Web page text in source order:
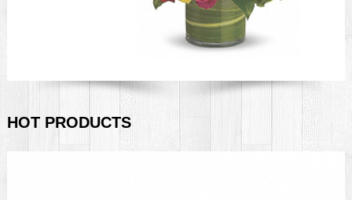
HOT PRODUCTS